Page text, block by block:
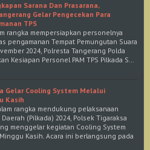
Sarana Dan Prasarana,
Gelar Pengecekan Para
TPS
rangka mempersiapkan personelnya
pengamanan Tempat Pemungutan Suara
2024, Polresta Tangerang Polda
Kesiapan Personel PAM TPS Pilkada S…
Gelar Cooling System Melalui
Kasih
rangka mendukung pelaksanaan
(Pilkada) 2024, Polsek Tigaraksa
menggelar kegiatan Cooling System
Kasih. Acara ini berlangsung pada